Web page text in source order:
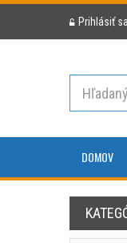
Prihlásiť sa
DOMOV